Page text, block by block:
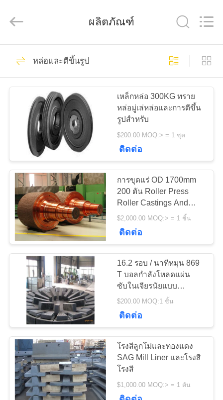
บ้าน
สินค้า
แสดง
เกี่ยว
กับ
เรา
โรงงาน
ควบคุม
คุณภาพ
ติดต่อ
Industries
CO.,LTD.
Gears ปีกนก
เฟืองเฟืองเกียร์เอียง
24
Girth Gear
97
ผลิตภัณฑ์
หล่อและตีขึ้นรูป
เหล็กหล่อ 300KG ทราย
หล่อมู่เล่หล่อและการตีขึ้น
รูปสำหรับ
$200.00 MOQ:> = 1 ชุด
ติดต่อ
การขุดแร่ OD 1700mm
200 ตัน Roller Press
Roller Castings And
Forgings
$2,000.00 MOQ:> = 1 ชิ้น
ติดต่อ
16.2 รอบ / นาทีหมุน 869
T บอลกำลังโหลดแผ่น
ซับในเจียรนัยแบบ
อัตโนมัติ
$200.00 MOQ:1 ชิ้น
ติดต่อ
โรงสีลูกโม่และทองแดง
SAG Mill Liner และโรงสี
โรงสี
$1,000.00 MOQ:> = 1 ตัน